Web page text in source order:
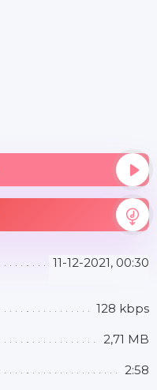
11-12-2021, 00:30
128 kbps
2,71 MB
2:58